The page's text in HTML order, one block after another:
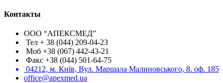
Контакты
ООО “АПЕКСМЕД”
Тел + 38 (044) 209-04-23
Моб +38 (067) 442-43-21
Факс +38 (044) 501-64-75
04212, м. Київ, Вул. Маршала Малиновського, 8. оф. 185
office@apexmed.ua